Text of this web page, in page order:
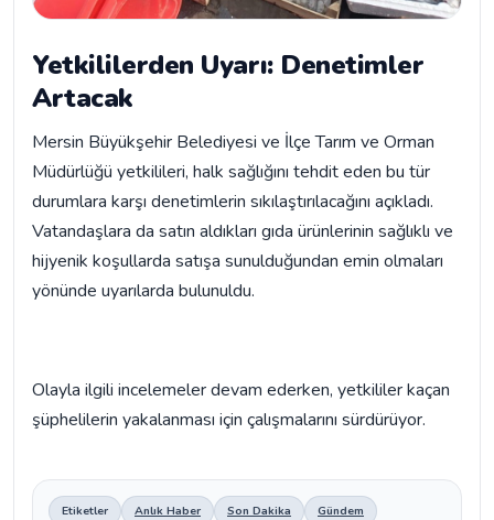
Yetkililerden Uyarı: Denetimler
Artacak
Mersin Büyükşehir Belediyesi ve İlçe Tarım ve Orman
Müdürlüğü yetkilileri, halk sağlığını tehdit eden bu tür
durumlara karşı denetimlerin sıkılaştırılacağını açıkladı.
Vatandaşlara da satın aldıkları gıda ürünlerinin sağlıklı ve
hijyenik koşullarda satışa sunulduğundan emin olmaları
yönünde uyarılarda bulunuldu.
Olayla ilgili incelemeler devam ederken, yetkililer kaçan
şüphelilerin yakalanması için çalışmalarını sürdürüyor.
Etiketler Anlık Haber Son Dakika Gündem